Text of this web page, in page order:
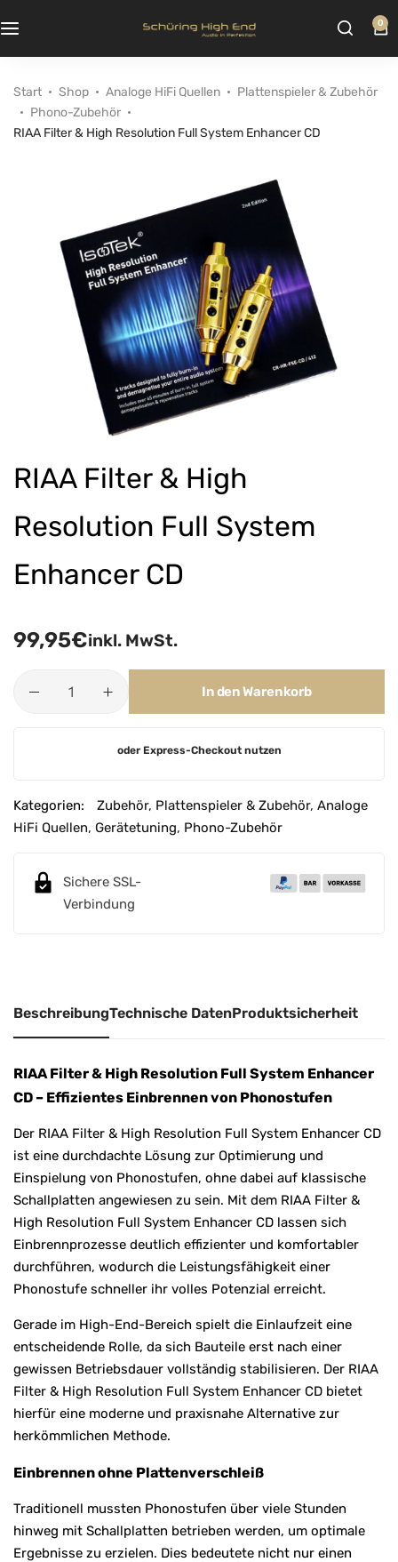
0
Start Shop Analoge HiFi Quellen
Plattenspieler & Zubehör
Phono-Zubehör
RIAA Filter & High Resolution Full System Enhancer CD
RIAA Filter & High
Resolution Full System
Enhancer CD
99,95€inkl. MwSt.
In den Warenkorb
e
r
oder Express-Checkout nutzen
Kategorien: Zubehör, Plattenspieler & Zubehör, Analoge
HiFi Quellen, Gerätetuning, Phono-Zubehör
Sichere SSL-
Verbindung
BeschreibungTechnische DatenProduktsicherheit
RIAA Filter & High Resolution Full System Enhancer
CD – Effizientes Einbrennen von Phonostufen
Der RIAA Filter & High Resolution Full System Enhancer CD
ist eine durchdachte Lösung zur Optimierung und
Einspielung von Phonostufen, ohne dabei auf klassische
Schallplatten angewiesen zu sein. Mit dem RIAA Filter &
High Resolution Full System Enhancer CD lassen sich
Einbrennprozesse deutlich effizienter und komfortabler
durchführen, wodurch die Leistungsfähigkeit einer
Phonostufe schneller ihr volles Potenzial erreicht.
Gerade im High-End-Bereich spielt die Einlaufzeit eine
entscheidende Rolle, da sich Bauteile erst nach einer
gewissen Betriebsdauer vollständig stabilisieren. Der RIAA
Filter & High Resolution Full System Enhancer CD bietet
hierfür eine moderne und praxisnahe Alternative zur
herkömmlichen Methode.
Einbrennen ohne Plattenverschleiß
Traditionell mussten Phonostufen über viele Stunden
hinweg mit Schallplatten betrieben werden, um optimale
Ergebnisse zu erzielen. Dies bedeutete nicht nur einen